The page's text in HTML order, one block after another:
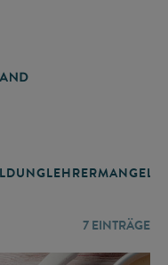
LEHRERMANGEL
7 EINTRÄGE